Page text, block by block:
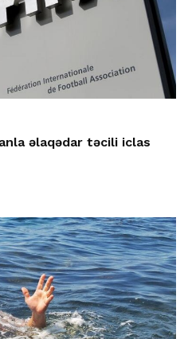
əlaqədar təcili iclas